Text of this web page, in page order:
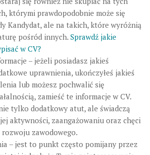
którymi prawdopodobnie może się
Kandydat, ale na takich, które wyróżnią
pośród innych. Sprawdź jakie
w CV?
– jeżeli posiadasz jakieś
uprawnienia, ukończyłeś jakieś
lub możesz pochwalić się
zamieść te informacje w CV.
tylko dodatkowy atut, ale świadczą
aktywności, zaangażowaniu oraz chęci
zawodowego.
– jest to punkt często pomijany przez